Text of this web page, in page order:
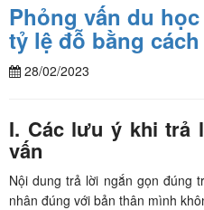
Phỏng vấn du
tỷ lệ đỗ bằng
28/02/2023
I. Các lưu ý khi trả
vấn
Nội dung trả lời ngắn gọn đúng
nhân đúng với bản thân mình